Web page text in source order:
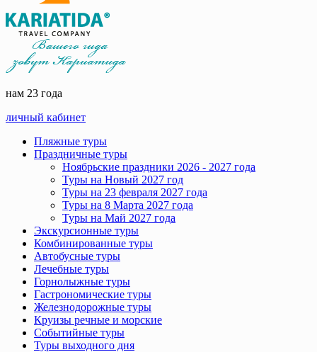
нам 23 года
личный кабинет
Пляжные туры
Праздничные туры
Ноябрьские праздники 2026 - 2027 года
Туры на Новый 2027 год
Туры на 23 февраля 2027 года
Туры на 8 Марта 2027 года
Туры на Май 2027 года
Экскурсионные туры
Комбинированные туры
Автобусные туры
Лечебные туры
Горнолыжные туры
Гастрономические туры
Железнодорожные туры
Круизы речные и морские
Событийные туры
Туры выходного дня